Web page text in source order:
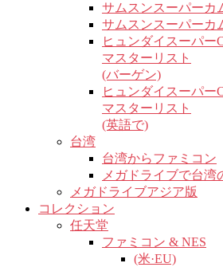
サムスンスーパーカ
サムスンスーパーカ
ヒュンダイスーパー
マスターリスト
(バーゲン)
ヒュンダイスーパー
マスターリスト
(英語で)
台湾
台湾からファミコン
メガドライブで台湾
メガドライブアジア版
コレクション
任天堂
ファミコン & NES
(米·EU)